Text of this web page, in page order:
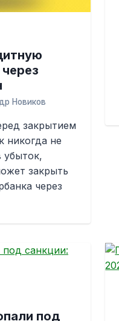
Новиков
закрытием
никогда не
убыток,
закрыть
через
под